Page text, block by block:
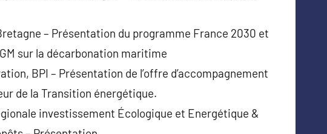
– Présentation du programme France 2030 et
sur la décarbonation maritime
BPI – Présentation de l’offre d’accompagnement
de la Transition énergétique.
investissement Écologique et Energétique &